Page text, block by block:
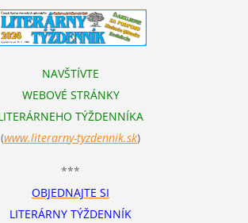
NAVŠTÍVTE
WEBOVÉ STRÁNKY
TÝŽDENNÍKA
(www.literarny-tyzdennik.sk)
***
OBJEDNAJTE SI
LITERÁRNY TÝŽDENNÍK